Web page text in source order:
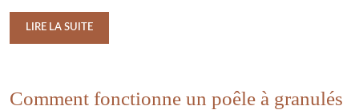
LIRE LA SUITE
Comment fonctionne un poêle à granulés